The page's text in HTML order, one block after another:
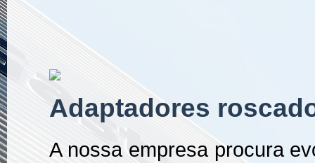
Adaptadores
A nossa empresa procura